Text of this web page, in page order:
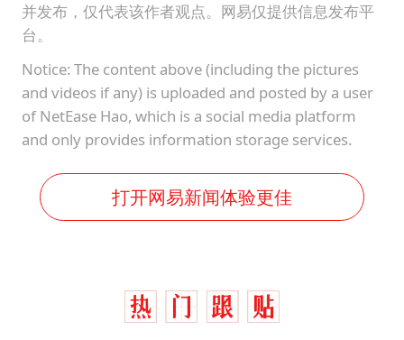
并发布，仅代表该作者观点。网易仅提供信息发布平
台。
Notice: The content above (including the pictures
and videos if any) is uploaded and posted by a user
of NetEase Hao, which is a social media platform
and only provides information storage services.
打开网易新闻体验更佳